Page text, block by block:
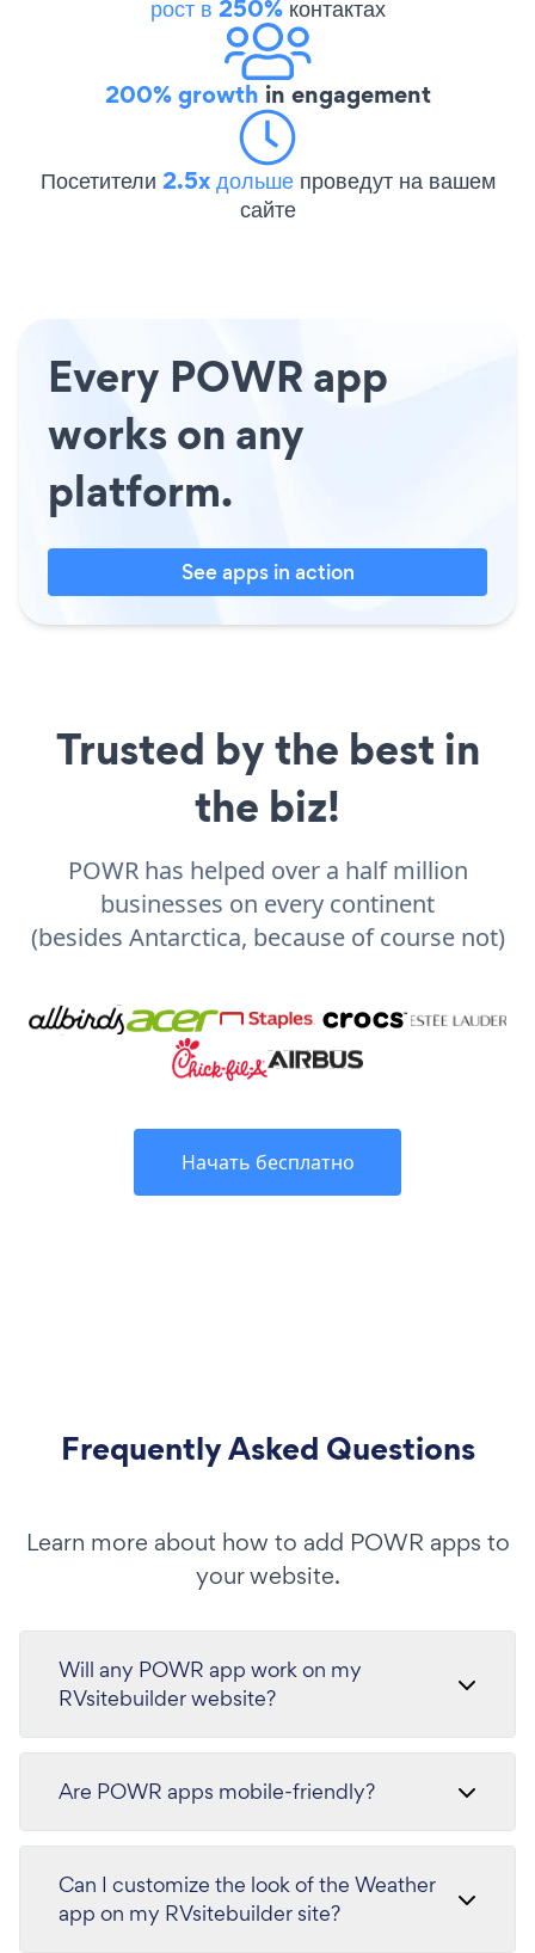
рост в 250%контактах
200% growth in engagement
Посетители 2.5x дольше проведут на вашем
сайте
Every POWR app
works on any
platform.
See apps in action
Trusted by the best in
the biz!
POWR has helped over a half million
businesses on every continent
(besides Antarctica, because of course not)
Начать бесплатно
Frequently Asked Questions
Learn more about how to add POWR apps to
your website.
Will any POWR app work on my
RVsitebuilder website?
Are POWR apps mobile-friendly?
Can I customize the look of the Weather
app on my RVsitebuilder site?